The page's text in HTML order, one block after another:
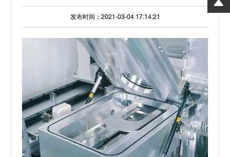
发布时间：2021-03-04 17:14:21